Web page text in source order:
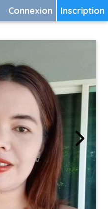
Inscription
Connexion